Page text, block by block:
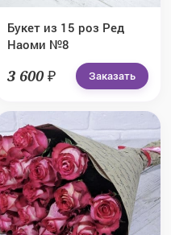
Букет из 15 роз Ред
Наоми №8
3 600 ₽ Заказать